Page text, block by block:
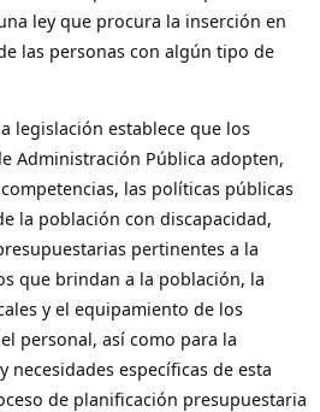
ley que procura la inserción en
las personas con algún tipo de
legislación establece que los
Administración Pública adopten,
las políticas públicas
la población con discapacidad,
pertinentes a la
que brindan a la población, la
y el equipamiento de los
personal, así como para la
necesidades específicas de esta
de planificación presupuestaria